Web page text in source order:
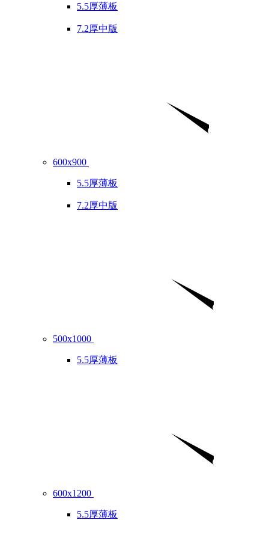
5.5厚薄板
7.2厚中版
600x900
5.5厚薄板
7.2厚中版
500x1000
5.5厚薄板
600x1200
5.5厚薄板